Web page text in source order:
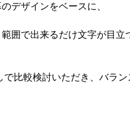
デザインをベースに、
囲で出来るだけ文字が目立
比較検討いただき、バラ